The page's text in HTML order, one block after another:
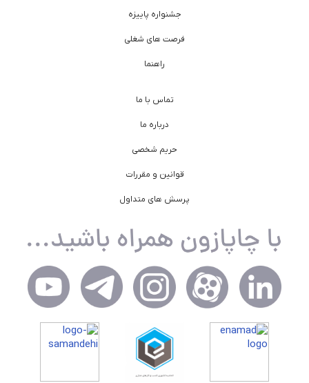
جشنواره پاییزه
فرصت های شغلی
راهنما
تماس با ما
درباره ما
حریم شخصی
قوانین و مقررات
پرسش های متداول